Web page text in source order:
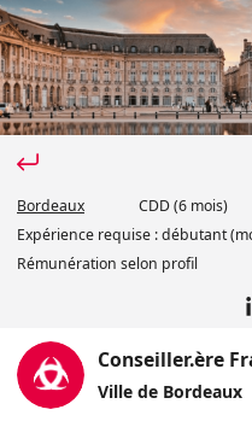
Bordeaux CDD(6 mois)
Expérience requise :débutant
Rémunération selon profil
Conseiller.ère
Ville de Bordeaux